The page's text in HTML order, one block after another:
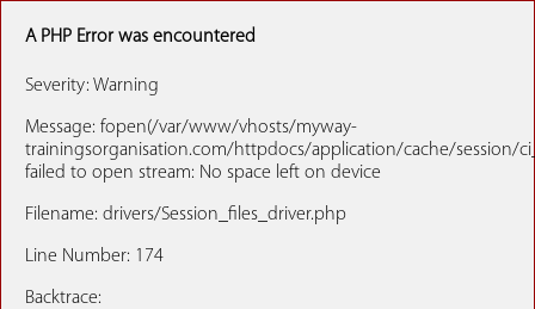
A PHP Error was encountered
Severity: Warning
Message: fopen(/var/www/vhosts/myway-
trainingsorganisation.com/httpdocs/application/cache/session/
failed to open stream: No space left on device
Filename: drivers/Session_files_driver.php
Line Number: 174
Backtrace: